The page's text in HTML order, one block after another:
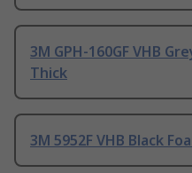
3M GPH-160GF VHB
Thick
3M 5952F VHB Black